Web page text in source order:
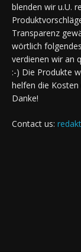
blenden wir u.U.
Transparenz
wörtlich
verdienen wir an
:-) Die Produkte
helfen die Kosten
Danke!
Contact us: